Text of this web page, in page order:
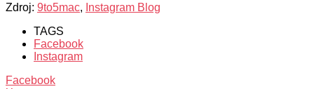
Zdroj: 9to5mac, Instagram Blog
TAGS
Facebook
Instagram
Facebook